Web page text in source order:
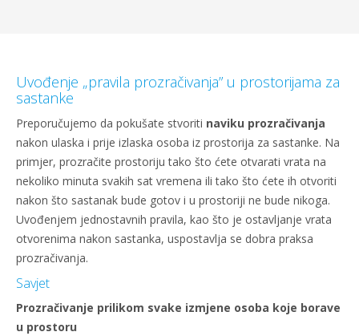
Uvođenje „pravila prozračivanja” u prostorijama za
sastanke
Preporučujemo da pokušate stvoriti naviku prozračivanja
nakon ulaska i prije izlaska osoba iz prostorija za sastanke. Na
primjer, prozračite prostoriju tako što ćete otvarati vrata na
nekoliko minuta svakih sat vremena ili tako što ćete ih otvoriti
nakon što sastanak bude gotov i u prostoriji ne bude nikoga.
Uvođenjem jednostavnih pravila, kao što je ostavljanje vrata
otvorenima nakon sastanka, uspostavlja se dobra praksa
prozračivanja.
Savjet
Prozračivanje prilikom svake izmjene osoba koje borave
u prostoru